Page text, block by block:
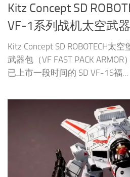
Kitz Concept SD
VF-1系列战机太空武
Kitz Concept SD ROBOTECH太
武器包（VF FAST PACK
已上市一段时间的 SD VF-1S福...